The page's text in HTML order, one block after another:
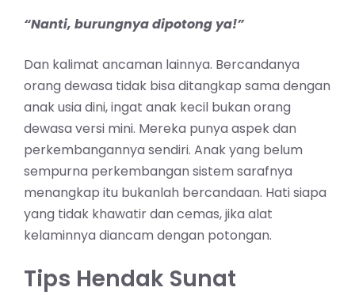
“Nanti, burungnya dipotong ya!”
Dan kalimat ancaman lainnya. Bercandanya
orang dewasa tidak bisa ditangkap sama dengan
anak usia dini, ingat anak kecil bukan orang
dewasa versi mini. Mereka punya aspek dan
perkembangannya sendiri. Anak yang belum
sempurna perkembangan sistem sarafnya
menangkap itu bukanlah bercandaan. Hati siapa
yang tidak khawatir dan cemas, jika alat
kelaminnya diancam dengan potongan.
Tips Hendak Sunat